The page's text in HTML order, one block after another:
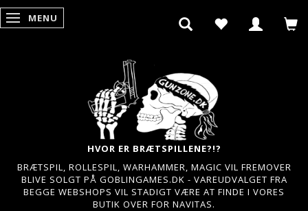
SKIFTE NAVIGATION
MENU
HVOR ER BRÆTSPILLENE?!?
BRÆTSPIL, ROLLESPIL, WARHAMMER, MAGIC VIL FREMOVER
BLIVE SOLGT PÅ GOBLINGAMES.DK - VAREUDVALGET FRA
BEGGE WEBSHOPS VIL STADIGT VÆRE AT FINDE I VORES
BUTIK OVER FOR NAVITAS.